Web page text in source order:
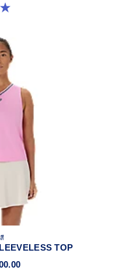
TOP